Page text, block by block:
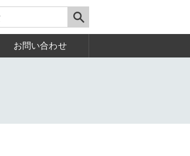
お問い合わせ